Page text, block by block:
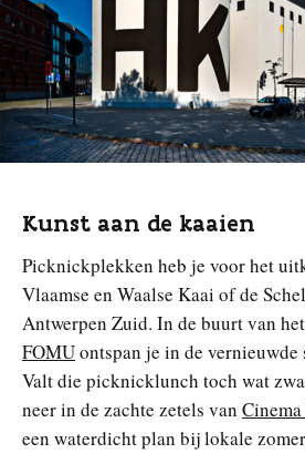
Kunst aan de kaaien
Picknickplekken heb je voor het
Vlaamse en Waalse Kaai of de
Antwerpen Zuid. In de buurt van het
FOMUontspan je in de vernieuwde
Valt die picknicklunch toch wat
neer in de zachte zetels van
een waterdicht plan bij lokale